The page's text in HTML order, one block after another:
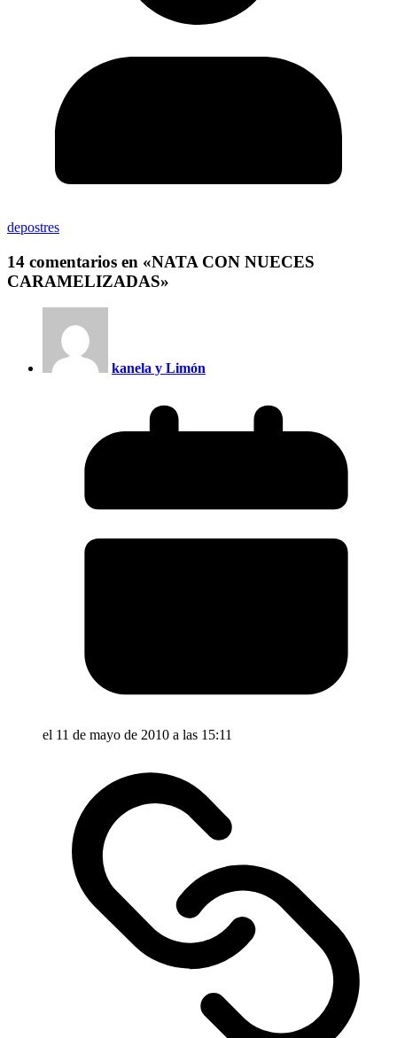
depostres
14 comentarios en «NATA CON NUECES
CARAMELIZADAS»
kanela y Limón
el 11 de mayo de 2010 a las 15:11